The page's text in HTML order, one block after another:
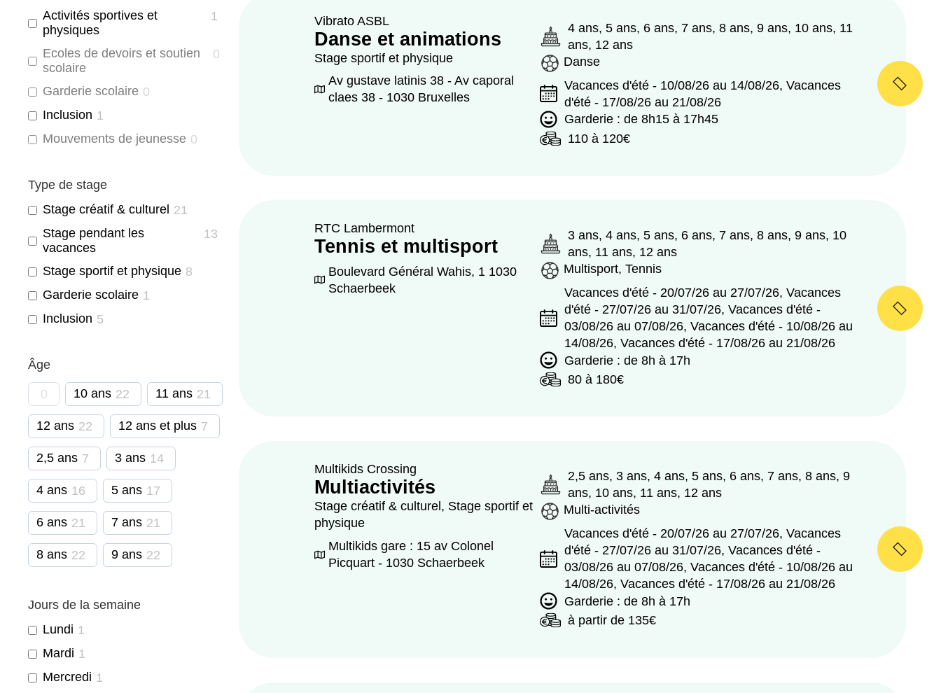
Activités sportives et
physiques
1
Ecoles de devoirs et soutien
scolaire
0
Garderie scolaire 0
Inclusion 1
Mouvements de jeunesse 0
Type de stage
Stage créatif & culturel 21
Stage pendant les
vacances
13
Stage sportif et physique 8
Garderie scolaire 1
Inclusion 5
Âge
0 10 ans 22 11 ans 21
12 ans 22 12 ans et plus 7
2,5 ans 7 3 ans 14
4 ans 16 5 ans 17
6 ans 21 7 ans 21
8 ans 22 9 ans 22
Jours de la semaine
Lundi 1
Mardi 1
Mercredi 1
Vibrato ASBL
Danse et animations
Stage sportif et physique
Av gustave latinis 38 - Av caporal
claes 38 - 1030 Bruxelles
4 ans, 5 ans, 6 ans, 7 ans, 8 ans, 9 ans, 10 ans, 11
ans, 12 ans
Danse
Vacances d'été - 10/08/26 au 14/08/26, Vacances
d'été - 17/08/26 au 21/08/26
Garderie : de 8h15 à 17h45
110 à 120€
RTC Lambermont
Tennis et multisport
Boulevard Général Wahis, 1 1030
Schaerbeek
3 ans, 4 ans, 5 ans, 6 ans, 7 ans, 8 ans, 9 ans, 10
ans, 11 ans, 12 ans
Multisport, Tennis
Vacances d'été - 20/07/26 au 27/07/26, Vacances
d'été - 27/07/26 au 31/07/26, Vacances d'été -
03/08/26 au 07/08/26, Vacances d'été - 10/08/26 au
14/08/26, Vacances d'été - 17/08/26 au 21/08/26
Garderie : de 8h à 17h
80 à 180€
Multikids Crossing
Multiactivités
Stage créatif & culturel, Stage sportif et
physique
Multikids gare : 15 av Colonel
Picquart - 1030 Schaerbeek
2,5 ans, 3 ans, 4 ans, 5 ans, 6 ans, 7 ans, 8 ans, 9
ans, 10 ans, 11 ans, 12 ans
Multi-activités
Vacances d'été - 20/07/26 au 27/07/26, Vacances
d'été - 27/07/26 au 31/07/26, Vacances d'été -
03/08/26 au 07/08/26, Vacances d'été - 10/08/26 au
14/08/26, Vacances d'été - 17/08/26 au 21/08/26
Garderie : de 8h à 17h
à partir de 135€